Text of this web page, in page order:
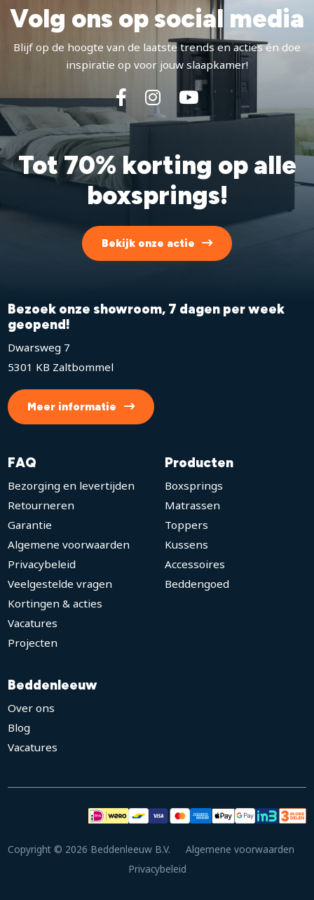
Volg ons op social media
Blijf op de hoogte van de laatste trends en acties én doe
inspiratie op voor jouw slaapkamer!
Tot 70% korting op alle
boxsprings!
Bekijk onze actie
Bezoek onze showroom, 7 dagen per week
geopend!
Dwarsweg 7
5301 KB Zaltbommel
Meer informatie
FAQ
Bezorging en levertijden
Retourneren
Garantie
Algemene voorwaarden
Privacybeleid
Veelgestelde vragen
Kortingen & acties
Vacatures
Projecten
Producten
Boxsprings
Matrassen
Toppers
Kussens
Accessoires
Beddengoed
Beddenleeuw
Over ons
Blog
Vacatures
Copyright © 2026 Beddenleeuw B.V.
Algemene voorwaarden
Privacybeleid